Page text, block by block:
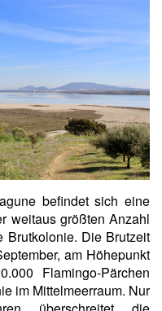
befindet sich eine
weitaus größten Anzahl
Die Brutzeit
am Höhepunkt
Flamingo-Pärchen
im Mittelmeerraum. Nur